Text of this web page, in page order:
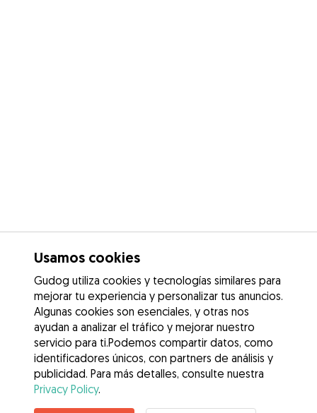
Contacta con Santiago
Usamos cookies
Gudog utiliza cookies y tecnologías similares para
mejorar tu experiencia y personalizar tus anuncios.
Algunas cookies son esenciales, y otras nos
ayudan a analizar el tráfico y mejorar nuestro
servicio para ti.Podemos compartir datos, como
identificadores únicos, con partners de análisis y
publicidad. Para más detalles, consulte nuestra
Privacy Policy.